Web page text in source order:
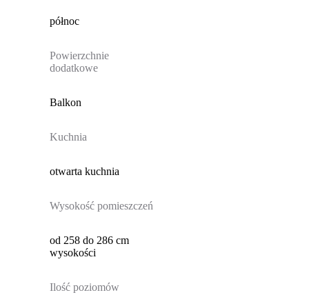
północ
Powierzchnie
dodatkowe
Balkon
Kuchnia
otwarta kuchnia
Wysokość pomieszczeń
od 258 do 286 cm
wysokości
Ilość poziomów